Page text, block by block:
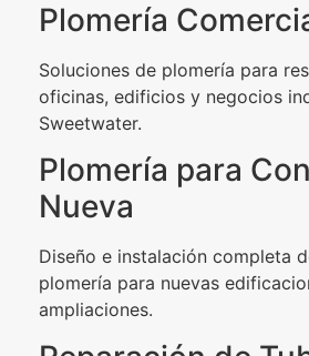
Plomería
Soluciones de plomería para
oficinas, edificios y negocios
Sweetwater.
Plomería para
Nueva
Diseño e instalación completa
plomería para nuevas
ampliaciones.